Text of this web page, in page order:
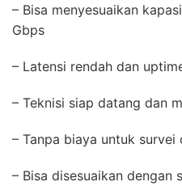
– Bisa menyesuaikan
Gbps
– Latensi rendah dan
– Teknisi siap datang dan
– Tanpa biaya untuk survei
– Bisa disesuaikan dengan